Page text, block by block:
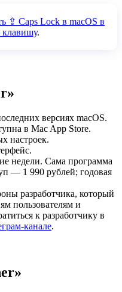
⇪ Caps Lock в macOS в
клавишу.
версиях macOS.
в Mac App Store.
настроек.
недели. Сама программа
— 1 990 рублей; годовая
разработчика, который
пользователям и
к разработчику в
канале.